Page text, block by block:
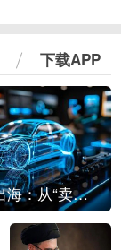
下载APP
中国汽车出海：从“卖出去”到“走进去”